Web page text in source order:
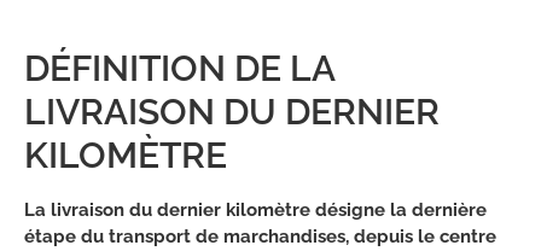
DÉFINITION DE LA
LIVRAISON DU DERNIER
KILOMÈTRE
La livraison du dernier kilomètre désigne la dernière
étape du transport de marchandises, depuis le centre